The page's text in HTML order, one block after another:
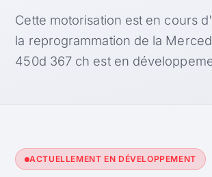
Cette motorisation est en cours
la reprogrammation de la
450d 367 ch est en
ACTUELLEMENT EN DÉVELOPPEMENT